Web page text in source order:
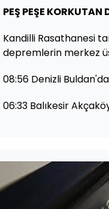
PEŞ PEŞE KORKUTAN
Kandilli Rasathanesi
depremlerin merkez
08:56 Denizli
06:33 Balıkesir